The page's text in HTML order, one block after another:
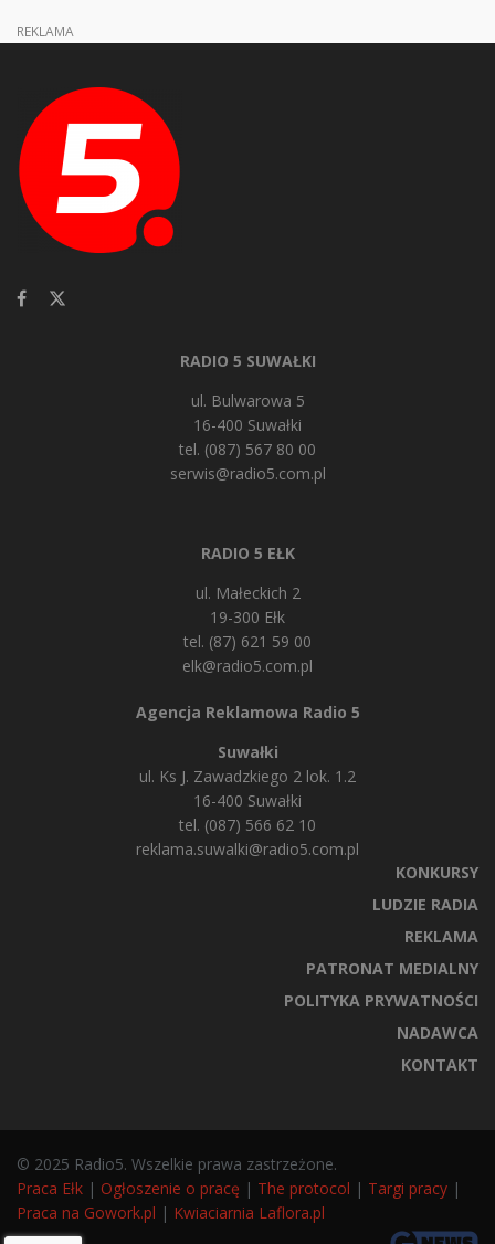
REKLAMA
RADIO 5 SUWAŁKI
ul. Bulwarowa 5
16-400 Suwałki
tel. (087) 567 80 00
serwis@radio5.com.pl
RADIO 5 EŁK
ul. Małeckich 2
19-300 Ełk
tel. (87) 621 59 00
elk@radio5.com.pl
Agencja Reklamowa Radio 5
Suwałki
ul. Ks J. Zawadzkiego 2 lok. 1.2
16-400 Suwałki
tel. (087) 566 62 10
reklama.suwalki@radio5.com.pl
KONKURSY
LUDZIE RADIA
REKLAMA
PATRONAT MEDIALNY
POLITYKA PRYWATNOŚCI
NADAWCA
KONTAKT
© 2025 Radio5. Wszelkie prawa zastrzeżone.
Praca Ełk | Ogłoszenie o pracę | The protocol | Targi pracy |
Praca na Gowork.pl | Kwiaciarnia Laflora.pl